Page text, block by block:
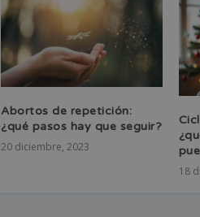
Abortos de repetición:
¿qué pasos hay que seguir?
20 diciembre, 2023
18